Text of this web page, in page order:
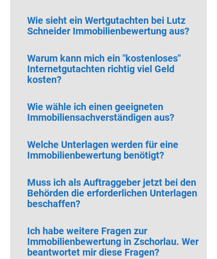
Wie sieht ein Wertgutachten bei Lutz
Schneider Immobilienbewertung aus?
Warum kann mich ein "kostenloses"
Internetgutachten richtig viel Geld
kosten?
Wie wähle ich einen geeigneten
Immobiliensachverständigen aus?
Welche Unterlagen werden für eine
Immobilienbewertung benötigt?
Muss ich als Auftraggeber jetzt bei den
Behörden die erforderlichen Unterlagen
beschaffen?
Ich habe weitere Fragen zur
Immobilienbewertung in Zschorlau. Wer
beantwortet mir diese Fragen?